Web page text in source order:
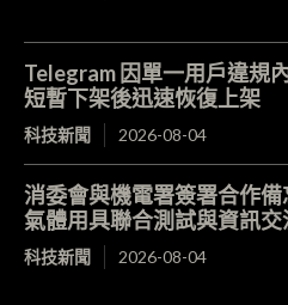
Telegram 因單一用戶違規
短暫下架後迅速恢復上架
科技新聞 2026-08-04
消委會與機電署簽署合作
氣體用具聯合測試與資訊交
科技新聞 2026-08-04